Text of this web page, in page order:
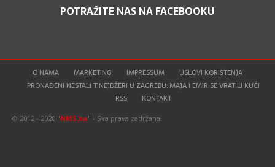
POTRAŽITE NAS NA FACEBOOKU
O NAMA MARKETING IMPRESSUM
USLOVI KORIŠTENJA
PRONAĐENI NESTALI TINEJDŽERI U ZAGREBU: MAJA I EMIR SE VRATILI KUĆI
RSS
KONTAKT
© 2012 - 2020 "NMS.ba" - Sva prava zadržana.